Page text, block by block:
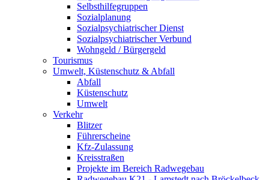
Selbsthilfegruppen
Sozialplanung
Sozialpsychiatrischer Dienst
Sozialpsychiatrischer Verbund
Wohngeld / Bürgergeld
Tourismus
Umwelt, Küstenschutz & Abfall
Abfall
Küstenschutz
Umwelt
Verkehr
Blitzer
Führerscheine
Kfz-Zulassung
Kreisstraßen
Projekte im Bereich Radwegebau